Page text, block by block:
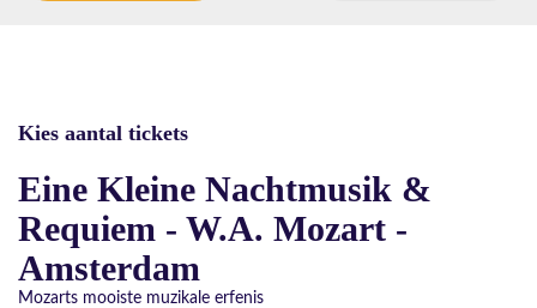
Kies aantal tickets
Eine Kleine Nachtmusik &
Requiem - W.A. Mozart -
Amsterdam
Mozarts mooiste muzikale erfenis